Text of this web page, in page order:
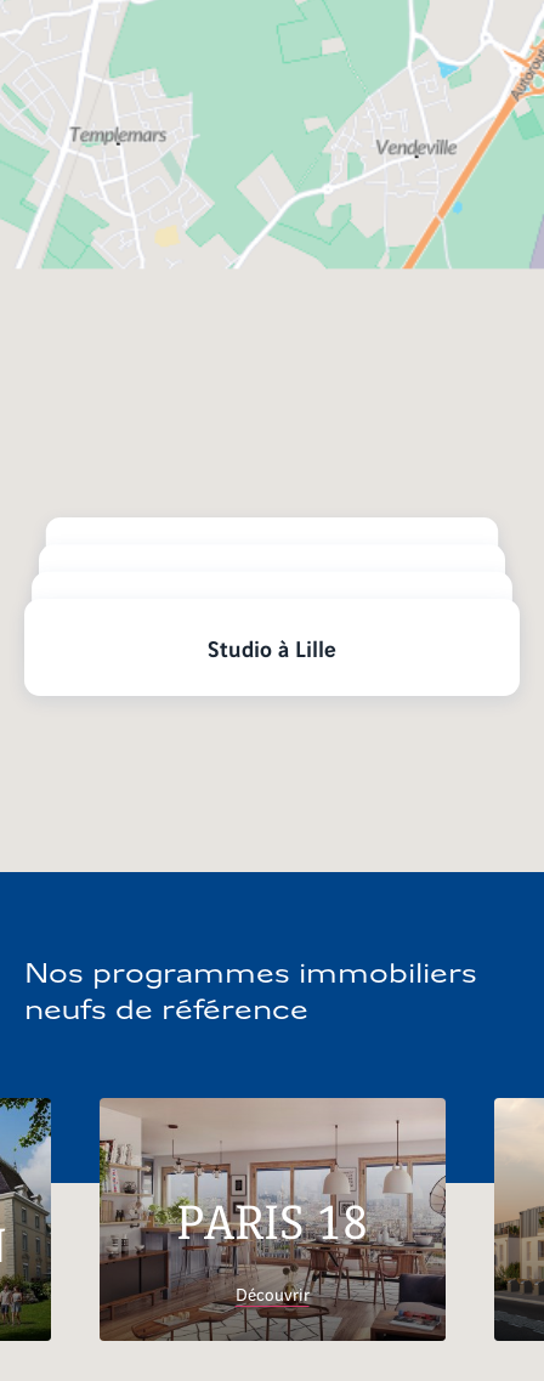
Découvrez la documentation de votre
résidence
Lille bénéficie d'une situation idéale au cœur de
l'Europe. Exit son passé industriel, la capitale du
Nord-Pas-de-Calais séduit désormais tant pour son
charme que pour son dynamisme. Elle figure
aujourd'hui parmi les métropoles les plus agréables
et les plus abordables de France, à seulement deux
heures de Paris. Téléchargez notre documentation
Studio à Lille
Nos programmes immobiliers
neufs de référence
PARIS 18
Découvrir